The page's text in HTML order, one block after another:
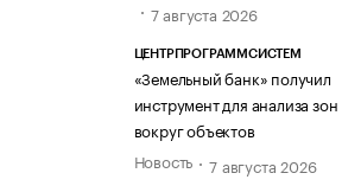
7 августа 2026
ЦЕНТРПРОГРАММСИСТЕМ
«Земельный банк» получил
инструмент для анализа зон
вокруг объектов
Новость
7 августа 2026